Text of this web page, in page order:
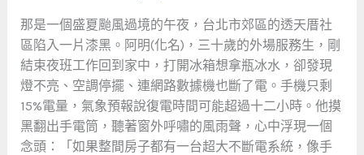
那是一個盛夏颱風過境的午夜，台北市郊區的透天厝社
區陷入一片漆黑。阿明(化名)，三十歲的外場服務生，剛
結束夜班工作回到家中，打開冰箱想拿瓶冰水，卻發現
燈不亮、空調停擺、連網路數據機也斷了電。手機只剩
15%電量，氣象預報說復電時間可能超過十二小時。他摸
黑翻出手電筒，聽著窗外呼嘯的風雨聲，心中浮現一個
念頭：「如果整間房子都有一台超大不斷電系統，像手